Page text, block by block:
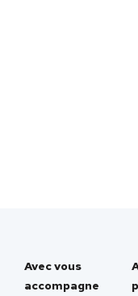
Avec vous
accompagne